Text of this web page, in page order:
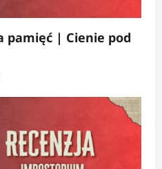
pamięć | Cienie pod